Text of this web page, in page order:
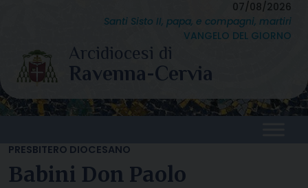
content
07/08/2026
Santi Sisto II, papa, e compagni, martiri
VANGELO DEL GIORNO
PRESBITERO DIOCESANO
Babini Don Paolo